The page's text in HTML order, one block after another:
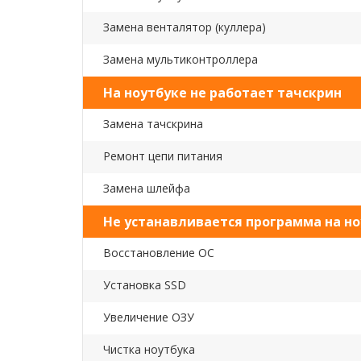
Замена венталятор (куллера)
Замена мультиконтроллера
На ноутбуке не работает тачскрин
Замена тачскрина
Ремонт цепи питания
Замена шлейфа
Не устанавливается программа на
Восстановление ОС
Установка SSD
Увеличение ОЗУ
Чистка ноутбука